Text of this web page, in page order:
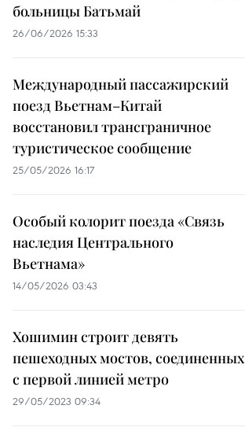
больницы Батьмай
26/06/2026 15:33
Международный пассажирский
поезд Вьетнам–Китай
восстановил трансграничное
туристическое сообщение
25/05/2026 16:17
Особый колорит поезда «Связь
наследия Центрального
Вьетнама»
14/05/2026 03:43
Хошимин строит девять
пешеходных мостов, соединенных
с первой линией метро
29/05/2023 09:34